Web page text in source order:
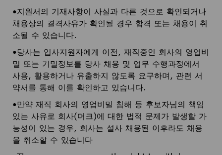
•지원서의 기재사항이 사실과 다른 것으로 확인되거나
채용상의 결격사유가 확인될 경우 합격 또는 채용이 취
소될 수 있습니다.
•당사는 입사지원자에게 이전, 재직중인 회사의 영업비
밀 또는 기밀정보를 당사 채용 및 업무 수행과정에서
사용, 활용하거나 유출하지 않도록 요구하며, 관련 서
약서를 통해 이를 확인하고 있습니다.
•만약 재직 회사의 영업비밀 침해 등 후보자님의 책임
있는 사유로 회사(머크)에 대한 법적 문제가 발생할 가
능성이 있는 경우, 회사는 설사 채용된 이후라도 채용
을 취소할 수 있습니다